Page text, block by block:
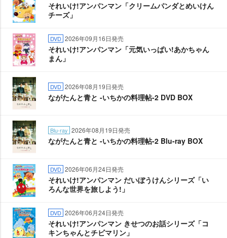
それいけ!アンパンマン「クリームパンダとめいけん
チーズ」
DVD 2026年09月16日発売
それいけ!アンパンマン「元気いっぱい!あかちゃん
まん」
DVD 2026年08月19日発売
ながたんと青と -いちかの料理帖-2 DVD BOX
Blu-ray 2026年08月19日発売
ながたんと青と -いちかの料理帖-2 Blu-ray BOX
DVD 2026年06月24日発売
それいけ!アンパンマン だいぼうけんシリーズ「い
ろんな世界を旅しよう!」
DVD 2026年06月24日発売
それいけ!アンパンマン きせつのお話シリーズ「コ
キンちゃんとチビマリン」